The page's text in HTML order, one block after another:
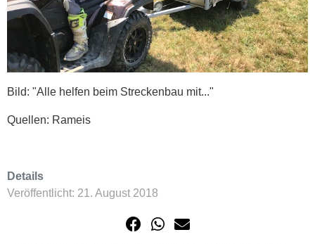
Bild: "Alle helfen beim Streckenbau mit..."
Quellen: Rameis
Details
Veröffentlicht: 21. August 2018